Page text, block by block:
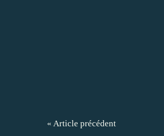
« Article précédent